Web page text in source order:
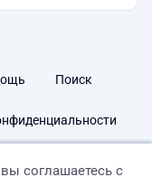
Поиск
соглашаетесь с